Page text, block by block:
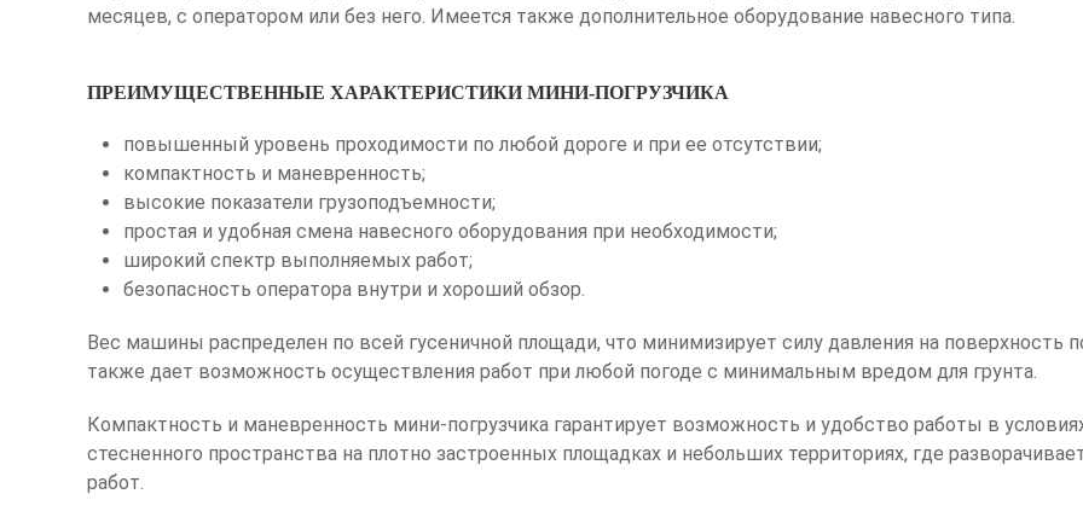
месяцев, с оператором или без него. Имеется также дополнительное оборудование навесного типа.
ПРЕИМУЩЕСТВЕННЫЕ ХАРАКТЕРИСТИКИ МИНИ-ПОГРУЗЧИКА
повышенный уровень проходимости по любой дороге и при ее отсутствии;
компактность и маневренность;
высокие показатели грузоподъемности;
простая и удобная смена навесного оборудования при необходимости;
широкий спектр выполняемых работ;
безопасность оператора внутри и хороший обзор.
Вес машины распределен по всей гусеничной площади, что минимизирует силу давления на поверхность
также дает возможность осуществления работ при любой погоде с минимальным вредом для грунта.
Компактность и маневренность мини-погрузчика гарантирует возможность и удобство работы в
стесненного пространства на плотно застроенных площадках и небольших территориях, где
работ.